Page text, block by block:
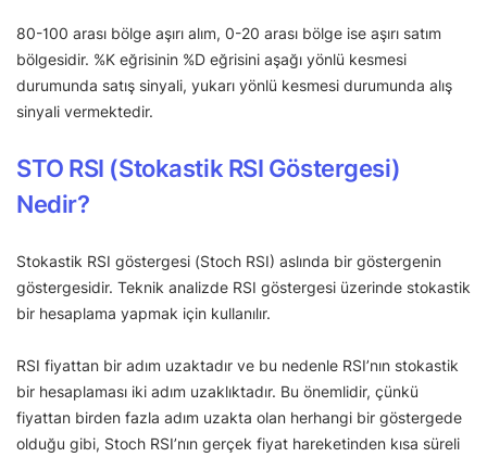
80-100 arası bölge aşırı alım, 0-20 arası bölge ise aşırı satım
bölgesidir. %K eğrisinin %D eğrisini aşağı yönlü kesmesi
durumunda satış sinyali, yukarı yönlü kesmesi durumunda alış
sinyali vermektedir.
STO RSI (Stokastik RSI Göstergesi)
Nedir?
Stokastik RSI göstergesi (Stoch RSI) aslında bir göstergenin
göstergesidir. Teknik analizde RSI göstergesi üzerinde stokastik
bir hesaplama yapmak için kullanılır.
RSI fiyattan bir adım uzaktadır ve bu nedenle RSI’nın stokastik
bir hesaplaması iki adım uzaklıktadır. Bu önemlidir, çünkü
fiyattan birden fazla adım uzakta olan herhangi bir göstergede
olduğu gibi, Stoch RSI’nın gerçek fiyat hareketinden kısa süreli